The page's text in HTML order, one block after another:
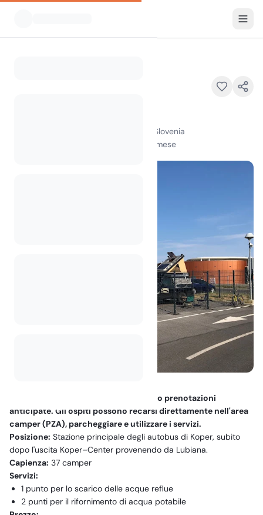
Sermin, 6000 Koper - Capodistria, Slovenia
visualizzazioni nell'ultimo mese
Si prega di notare che non accettiamo prenotazioni
anticipate. Gli ospiti possono recarsi direttamente nell'area
camper (PZA), parcheggiare e utilizzare i servizi.
Posizione: Stazione principale degli autobus di Koper, subito
dopo l'uscita Koper–Center provenendo da Lubiana.
Capienza: 37 camper
Servizi:
1 punto per lo scarico delle acque reflue
2 punti per il rifornimento di acqua potabile